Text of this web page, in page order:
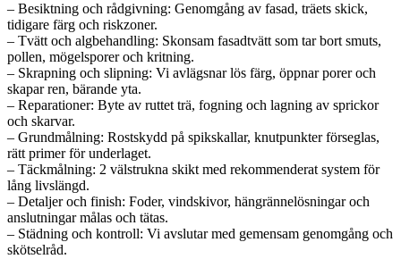
– Besiktning och rådgivning: Genomgång av fasad, träets skick,
tidigare färg och riskzoner.
– Tvätt och algbehandling: Skonsam fasadtvätt som tar bort smuts,
pollen, mögelsporer och kritning.
– Skrapning och slipning: Vi avlägsnar lös färg, öppnar porer och
skapar ren, bärande yta.
– Reparationer: Byte av ruttet trä, fogning och lagning av sprickor
och skarvar.
– Grundmålning: Rostskydd på spikskallar, knutpunkter förseglas,
rätt primer för underlaget.
– Täckmålning: 2 välstrukna skikt med rekommenderat system för
lång livslängd.
– Detaljer och finish: Foder, vindskivor, hängrännelösningar och
anslutningar målas och tätas.
– Städning och kontroll: Vi avslutar med gemensam genomgång och
skötselråd.